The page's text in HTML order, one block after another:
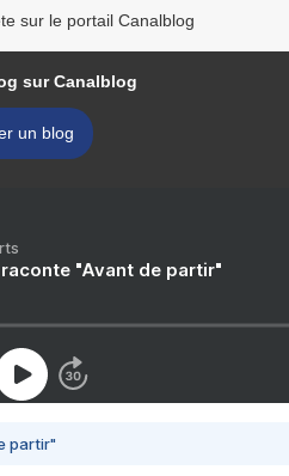
sur le portail Canalblog
sur Canalblog
un blog
"Avant de partir"
partir"